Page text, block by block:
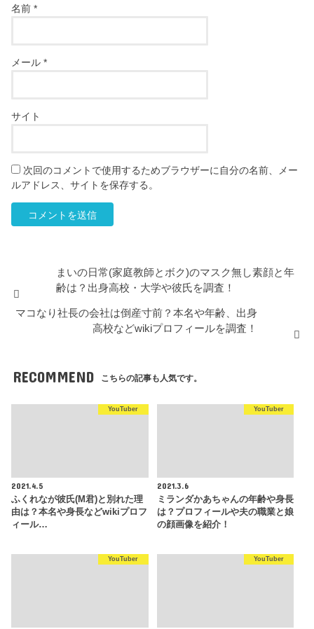
名前*
メール*
サイト
次回のコメントで使用するためブラウザーに自分の名前、メー
ルアドレス、サイトを保存する。
まいの日常(家庭教師とボク)のマスク無し素顔と年
齢は？出身高校・大学や彼氏を調査！
マコなり社長の会社は倒産寸前？本名や年齢、出身
高校などwikiプロフィールを調査！
RECOMMEND こちらの記事も人気です。
YouTuber
2021.4.5
ふくれなが彼氏(M君)と別れた理
由は？本名や身長などwikiプロフ
ィール…
YouTuber
2021.3.6
ミランダかあちゃんの年齢や身長
は？プロフィールや夫の職業と娘
の顔画像を紹介！
YouTuber YouTuber